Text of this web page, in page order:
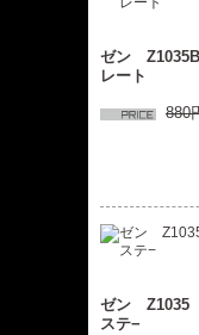
ゼン
レート
880
ゼン Z1035
ステ−